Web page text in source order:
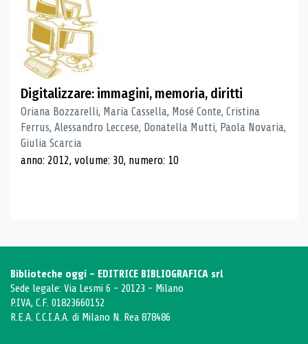
Digitalizzare: immagini, memoria, diritti
Oriana Bozzarelli, Maria Cassella, Mosé Conte, Cristina
Ferrus, Alessandro Leccese, Donatella Mutti, Paola Novaria,
Giulia Scarcia
anno: 2012, volume: 30, numero: 10
Biblioteche oggi - EDITRICE BIBLIOGRAFICA srl
Sede legale: Via Lesmi 6 - 20123 - Milano
P.IVA, C.F. 01823660152
R.E.A. C.C.I.A.A. di Milano N. Rea 878486